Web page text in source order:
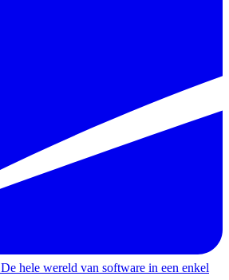
De hele wereld van software in een enkel